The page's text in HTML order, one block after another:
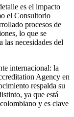
es el impacto
el Consultorio
procesos de
lo que se
las necesidades del
internacional: la
Agency en
respalda su
ya que está
y es clave